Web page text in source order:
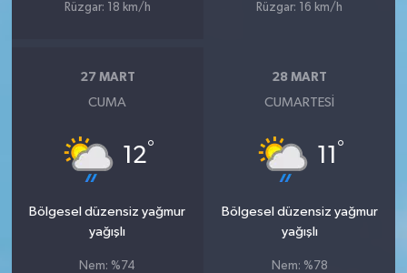
Rüzgar: 18 km/h
Rüzgar: 16 km/h
27 MART
CUMA
12°
Bölgesel düzensiz yağmur
yağışlı
Nem: %74
28 MART
CUMARTESI
11 °
Bölgesel düzensiz yağmur
yağışlı
Nem: %78